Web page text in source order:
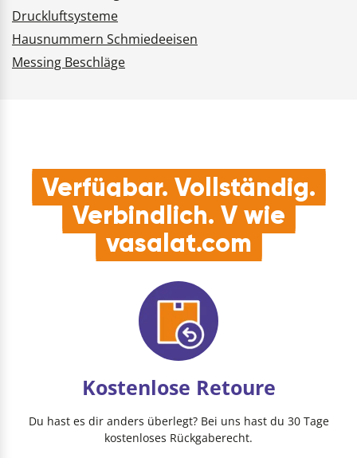
Druckluftsysteme
Hausnummern Schmiedeeisen
Messing Beschläge
Verfügbar. Vollständig.
Verbindlich. V wie
vasalat.com
Kostenlose Retoure
Du hast es dir anders überlegt? Bei uns hast du 30 Tage
kostenloses Rückgaberecht.